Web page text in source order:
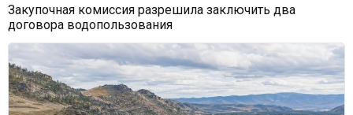
Закупочная комиссия разрешила заключить два
договора водопользования